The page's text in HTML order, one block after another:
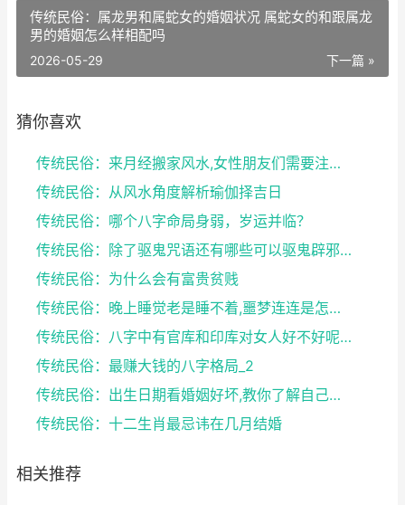
传统民俗：属龙男和属蛇女的婚姻状况 属蛇女的和跟属龙
男的婚姻怎么样相配吗
下一篇 »
2026-05-29
猜你喜欢
传统民俗：来月经搬家风水,女性朋友们需要注意了
传统民俗：从风水角度解析瑜伽择吉日
传统民俗：哪个八字命局身弱，岁运并临？
传统民俗：除了驱鬼咒语还有哪些可以驱鬼辟邪的方法？...
传统民俗：为什么会有富贵贫贱
传统民俗：晚上睡觉老是睡不着,噩梦连连是怎么回事
传统民俗：八字中有官库和印库对女人好不好呢？赶快收...
传统民俗：最赚大钱的八字格局_2
传统民俗：出生日期看婚姻好坏,教你了解自己未来的婚...
传统民俗：十二生肖最忌讳在几月结婚
相关推荐